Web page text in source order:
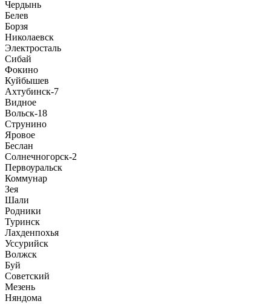
Чердынь
Белев
Борзя
Николаевск
Электросталь
Сибай
Фокино
Куйбышев
Ахтубинск-7
Видное
Вольск-18
Струнино
Яровое
Беслан
Солнечногорск-2
Первоуральск
Коммунар
Зея
Шали
Родники
Туринск
Лахденпохья
Уссурийск
Волжск
Буй
Советский
Мезень
Няндома